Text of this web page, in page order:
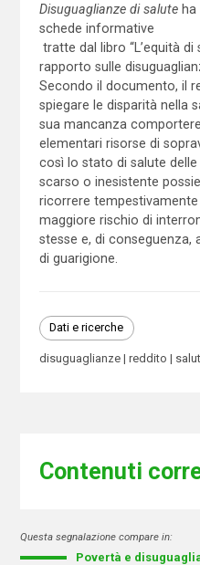
Disuguaglianze di saluteha
schede informative
tratte dal libro “L’equità
rapporto sulle
Secondo il documento, il
spiegare le disparità nella
sua mancanza
elementari risorse di
così lo stato di salute
scarso o inesistente
ricorrere
maggiore rischio di
stesse e, di conseguenza,
di guarigione.
Dati e ricerche
disuguaglianze reddito
Contenuti
Questa segnalazione compare in:
Povertà e